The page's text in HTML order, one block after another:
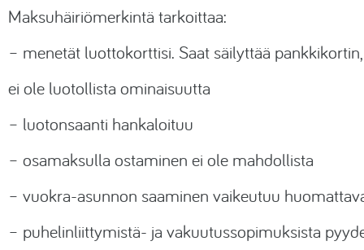
Maksuhäiriömerkintä tarkoittaa:
– menetät luottokorttisi. Saat säilyttää
ei ole luotollista ominaisuutta
– luotonsaanti hankaloituu
– osamaksulla ostaminen ei ole mahdollista
– vuokra-asunnon saaminen vaikeutuu
– puhelinliittymistä- ja vakuutussopimuksista